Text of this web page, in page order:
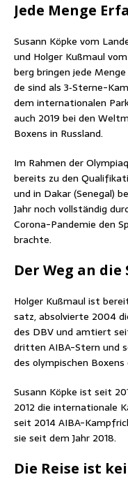
Jede Men­ge
Susann Köp­ke vom
und Hol­ger Kuß­maul
berg brin­gen jede
de sind als 3‑S­ter­ne-
dem inter­na­tio­na­len
auch 2019 bei den
Boxens in Russland.
Im Rah­men der
bereits zu den
und in Dakar (Sene­gal)
Jahr noch voll­stän­dig
Coro­na-Pan­de­mie den
brachte.
Der Weg an die
Hol­ger Kuß­maul ist
satz, absol­vier­te 2004
des DBV und amtiert
drit­ten AIBA-Stern und
des olym­pi­schen
Susann Köp­ke ist seit
2012 die inter­na­tio­na­le
seit 2014 AIBA-
sie seit dem Jahr 2018.
Die Rei­se ist